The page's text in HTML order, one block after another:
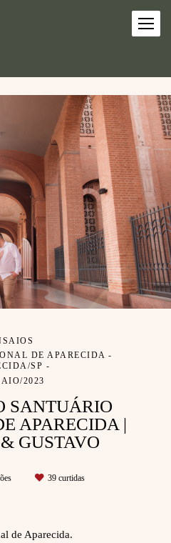
DE APARECIDA -
SP
2023
SANTUÁRIO
APARECIDA |
GUSTAVO
39 curtidas
de Aparecida.